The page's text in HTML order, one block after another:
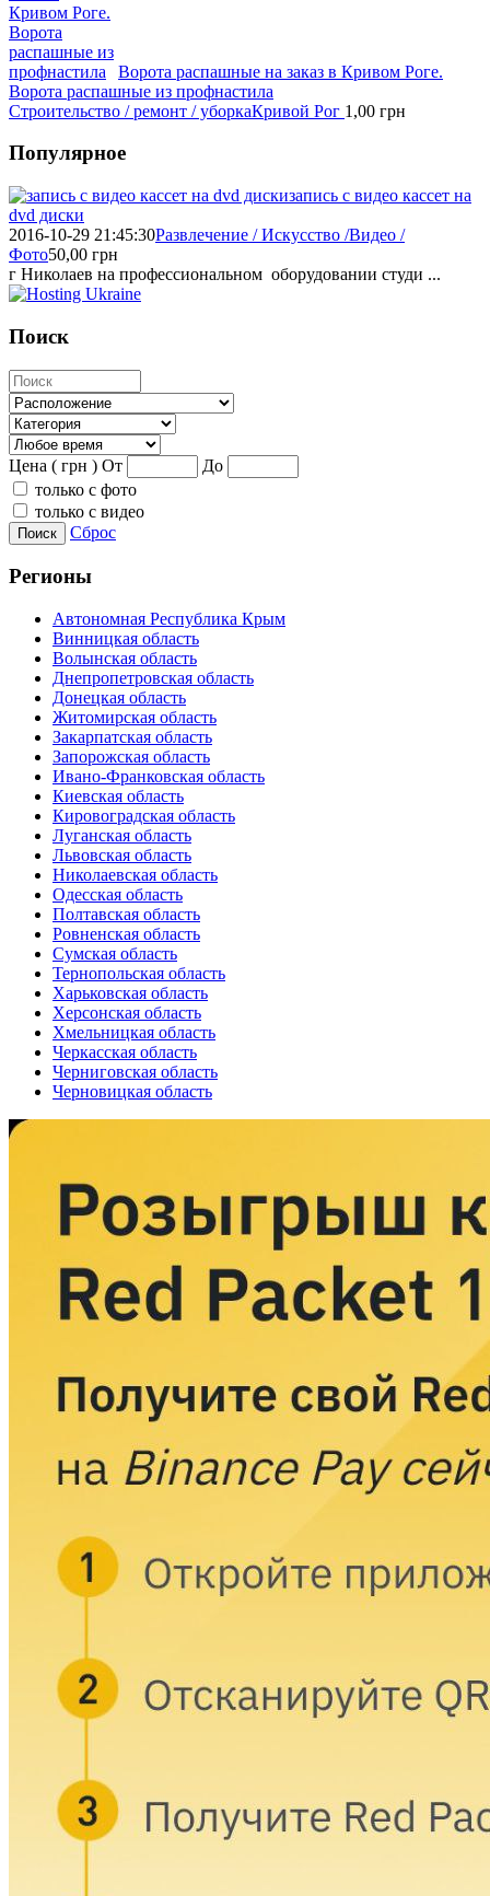
Ворота распашные на заказ в Кривом Роге.
Ворота распашные из профнастила
Строительство / ремонт / уборкаКривой Рог 1,00 грн
Популярное
запись с видео кассет на
dvd диски
2016-10-29 21:45:30Развлечение / Искусство /Видео /
Фото50,00 грн
г Николаев на профессиональном оборудовании студи ...
Поиск
Цена ( грн ) От
До
только с фото
только с видео
Поиск Сброс
Регионы
Автономная Республика Крым
Винницкая область
Волынская область
Днепропетровская область
Донецкая область
Житомирская область
Закарпатская область
Запорожская область
Ивано-Франковская область
Киевская область
Кировоградская область
Луганская область
Львовская область
Николаевская область
Одесская область
Полтавская область
Ровненская область
Сумская область
Тернопольская область
Харьковская область
Херсонская область
Хмельницкая область
Черкасская область
Черниговская область
Черновицкая область